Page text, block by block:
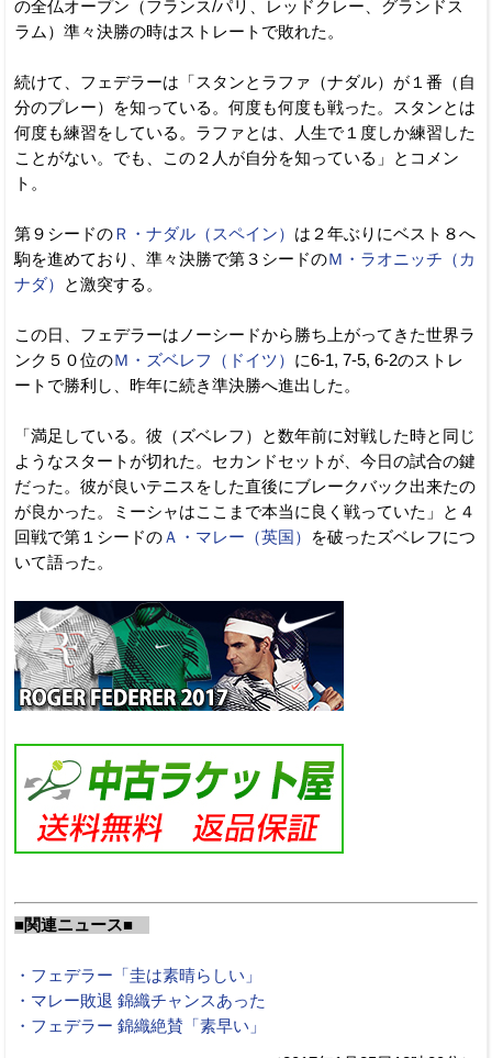
の全仏オープン（フランス/パリ、レッドクレー、グランドス
ラム）準々決勝の時はストレートで敗れた。
続けて、フェデラーは「スタンとラファ（ナダル）が１番（自
分のプレー）を知っている。何度も何度も戦った。スタンとは
何度も練習をしている。ラファとは、人生で１度しか練習した
ことがない。でも、この２人が自分を知っている」とコメン
ト。
第９シードのＲ・ナダル（スペイン） は２年ぶりにベスト８へ
駒を進めており、準々決勝で第３シードのＭ・ラオニッチ（カ
ナダ）
と激突する。
この日、フェデラーはノーシードから勝ち上がってきた世界ラ
ンク５０位のＭ・ズベレフ（ドイツ） に6-1, 7-5, 6-2のストレ
ートで勝利し、昨年に続き準決勝へ進出した。
「満足している。彼（ズベレフ）と数年前に対戦した時と同じ
ようなスタートが切れた。セカンドセットが、今日の試合の鍵
だった。彼が良いテニスをした直後にブレークバック出来たの
が良かった。ミーシャはここまで本当に良く戦っていた」と４
回戦で第１シードのＡ・マレー（英国）
を破ったズベレフにつ
いて語った。
■関連ニュース■
・フェデラー「圭は素晴らしい」
・マレー敗退 錦織チャンスあった
・フェデラー 錦織絶賛「素早い」